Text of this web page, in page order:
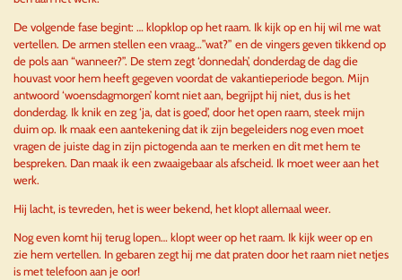
De volgende fase begint: … klopklop op het raam. Ik kijk op en hij wil me wat
vertellen. De armen stellen een vraag…”wat?” en de vingers geven tikkend op
de pols aan “wanneer?”. De stem zegt ‘donnedah’, donderdag de dag die
houvast voor hem heeft gegeven voordat de vakantieperiode begon. Mijn
antwoord ‘woensdagmorgen’ komt niet aan, begrijpt hij niet, dus is het
donderdag. Ik knik en zeg ‘ja, dat is goed’, door het open raam, steek mijn
duim op. Ik maak een aantekening dat ik zijn begeleiders nog even moet
vragen de juiste dag in zijn pictogenda aan te merken en dit met hem te
bespreken. Dan maak ik een zwaaigebaar als afscheid. Ik moet weer aan het
werk.
Hij lacht, is tevreden, het is weer bekend, het klopt allemaal weer.
Nog even komt hij terug lopen… klopt weer op het raam. Ik kijk weer op en
zie hem vertellen. In gebaren zegt hij me dat praten door het raam niet netjes
is met telefoon aan je oor!